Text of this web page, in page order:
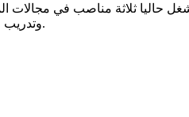
حاليا ثلاثة مناصب في مجالات
وتدريب مهني في التنسيق الإعلامي على المستوى المحلي. وسيرافق المتدرب/ة مرشد/ة من المركز الذي يقدم التوجيه والمساعدة في وضع المشاريع وتنفيذها.